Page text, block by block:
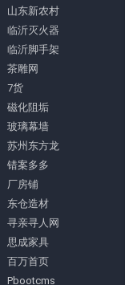
山东新农村
临沂灭火器
临沂脚手架
茶雕网
7货
磁化阻垢
玻璃幕墙
苏州东方龙
错案多多
厂房铺
东仓造材
寻亲寻人网
思成家具
百万首页
Pbootcms